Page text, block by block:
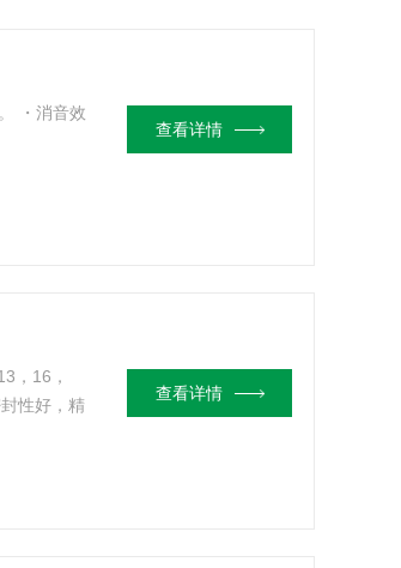
・消音效
查看详情
，16，
性好，精
查看详情